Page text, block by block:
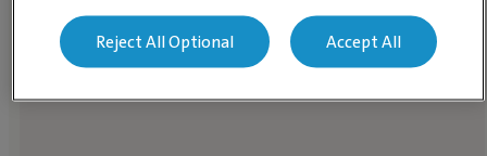
FINN DYREKLINIKK
ELLER DYRESYKEHUS
Reject All Optional Accept All